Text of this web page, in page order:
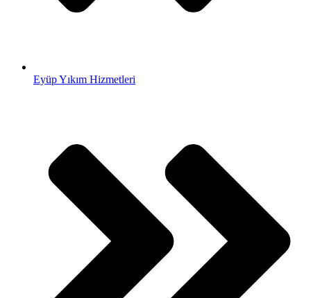
Eyüp Yıkım Hizmetleri